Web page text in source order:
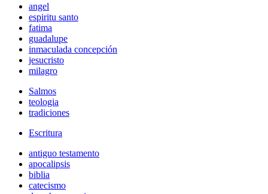
angel
espiritu santo
fatima
guadalupe
inmaculada concepción
jesucristo
milagro
Salmos
teologia
tradiciones
Escritura
antiguo testamento
apocalipsis
biblia
catecismo